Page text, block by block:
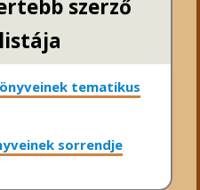
szerző
tematikus
sorrendje